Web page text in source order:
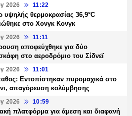
2026 11:22
υψηλής θερμοκρασίας 36,9°C
στο Χονγκ Κονγκ
2026 11:11
αποφεύχθηκε για δύο
στο αεροδρόμιο του Σίδνεϊ
2026 11:01
Εντοπίστηκαν πυρομαχικά στο
απαγόρευση κολύμβησης
2026 10:59
πλατφόρμα για άμεση και διαφανή